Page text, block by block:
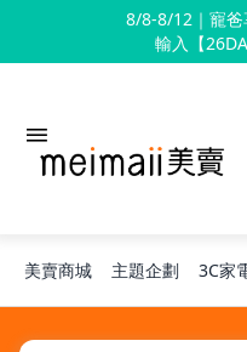
8/8-8/12｜寵
輸入【
美賣商城 主題企劃 3C家